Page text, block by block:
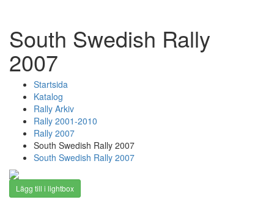
South Swedish Rally
2007
Startsida
Katalog
Rally Arkiv
Rally 2001-2010
Rally 2007
South Swedish Rally 2007
South Swedish Rally 2007
Lägg till i lightbox